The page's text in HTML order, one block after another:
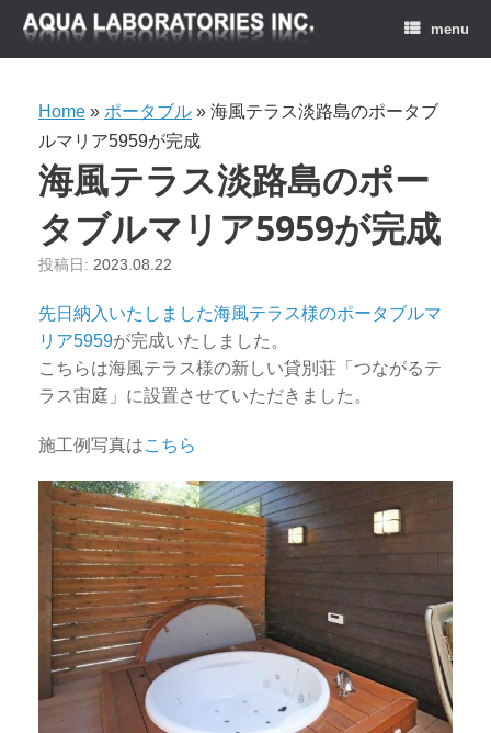
menu
Home » ポータブル » 海風テラス淡路島のポータブ
ルマリア5959が完成
海風テラス淡路島のポー
タブルマリア5959が完成
投稿日: 2023.08.22
先日納入いたしました海風テラス様のポータブルマ
リア5959が完成いたしました。
こちらは海風テラス様の新しい貸別荘「つながるテ
ラス宙庭」に設置させていただきました。
施工例写真はこちら